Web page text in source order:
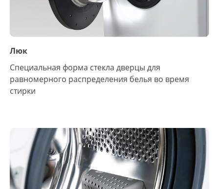
Люк
Специальная форма стекла дверцы для
равномерного распределения белья во время
стирки